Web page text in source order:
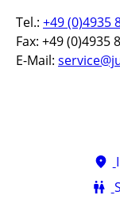
Tel.: +49 (0)4935
Fax: +49 (0)4935
E-Mail: